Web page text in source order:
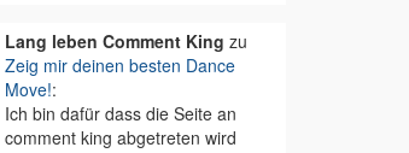
Lang leben Comment King zu
Zeig mir deinen besten Dance
Move!:
Ich bin dafür dass die Seite an
comment king abgetreten wird